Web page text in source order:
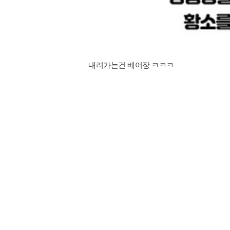
내려가는건 베어장 ㅋㅋㅋ